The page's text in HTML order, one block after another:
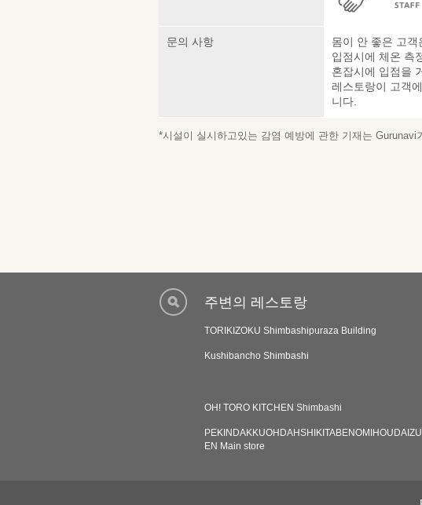
문의 사항
몸이 안 좋은 고
입점시에 체온 측
혼잡시에 입점을
레스토랑이 고객
니다.
*시설이 실시하고있는 감염 예방에 관한 기재는
주변의 레스토랑
TORIKIZOKU Shimbashipuraza Building
Kushibancho Shimbashi
OH! TORO KITCHEN Shimbashi
PEKINDAKKUOHDAHSHIKITABENOMIHOUDAIZUI
EN Main store